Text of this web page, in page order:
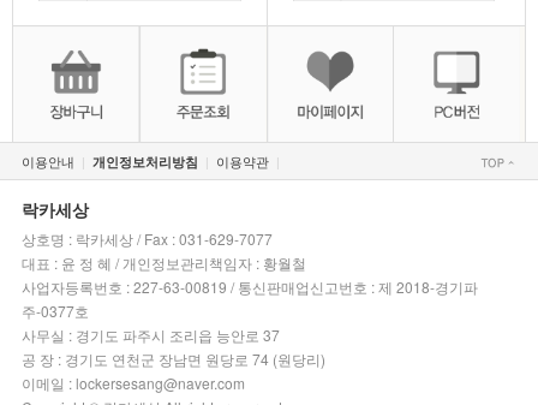
이용안내 | 개인정보처리방침 | 이용약관|
락카세상
상호명 : 락카세상 / Fax : 031-629-7077
대표 : 윤 정 혜 / 개인정보관리책임자 : 황월철
사업자등록번호 : 227-63-00819 / 통신판매업신고번호 : 제 2018-경기파
주-0377호
사무실 : 경기도 파주시 조리읍 능안로 37
공 장 : 경기도 연천군 장남면 원당로 74 (원당리)
이메일 : lockersesang@naver.com